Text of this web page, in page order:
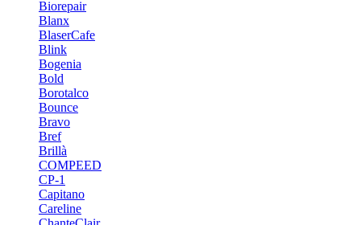
Biorepair
Blanx
BlaserCafe
Blink
Bogenia
Bold
Borotalco
Bounce
Bravo
Bref
Brillà
COMPEED
CP-1
Capitano
Careline